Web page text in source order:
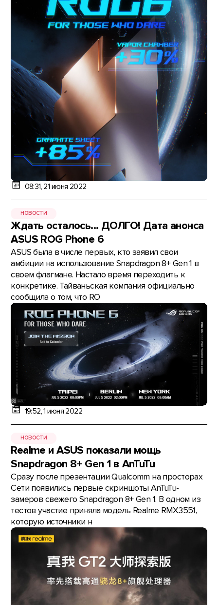
08:31, 21 июня 2022
НОВОСТИ
Ждать осталось... ДОЛГО! Дата анонса
ASUS ROG Phone 6
ASUS была в числе первых, кто заявил свои
амбиции на использование Snapdragon 8+ Gen 1 в
своем флагмане. Настало время переходить к
конкретике. Тайваньская компания официально
сообщила о том, что RO
19:52, 1 июня 2022
НОВОСТИ
Realme и ASUS показали мощь
Snapdragon 8+ Gen 1 в AnTuTu
Сразу после презентации Qualcomm на просторах
Сети появились первые скриншоты AnTuTu-
замеров свежего Snapdragon 8+ Gen 1. В одном из
тестов участие приняла модель Realme RMX3551,
которую источники н